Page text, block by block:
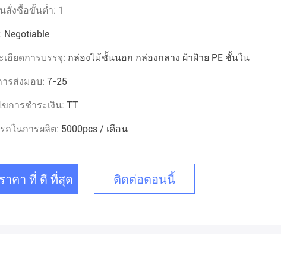
สั่งซื้อขั้นต่ำ: 1
Negotiable
เอียดการบรรจุ: กล่องไม้ชั้นนอก กล่องกลาง ผ้าฝ้าย PE ชั้นใน
ารส่งมอบ: 7-25
ขการชำระเงิน: TT
ถในการผลิต: 5000pcs / เดือน
าคา ที่ ดี ที่สุด ติดต่อตอนนี้